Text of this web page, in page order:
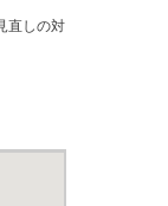
直しの対